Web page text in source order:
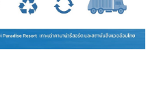
ะ พันธุมวนิช
สภาวะโลกร้อน